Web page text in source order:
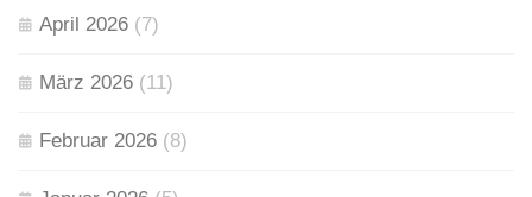
April 2026 (7)
März 2026 (11)
Februar 2026 (8)